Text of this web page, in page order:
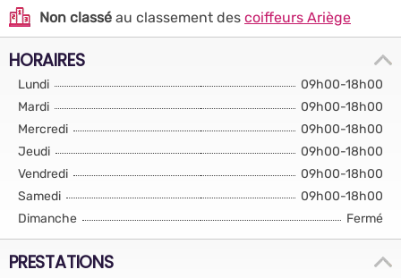
Non classé au classement des coiffeurs Ariège
HORAIRES
Lundi
09h00-18h00
Mardi
09h00-18h00
Mercredi
09h00-18h00
Jeudi
09h00-18h00
Vendredi
09h00-18h00
Samedi
09h00-18h00
Dimanche
Fermé
PRESTATIONS